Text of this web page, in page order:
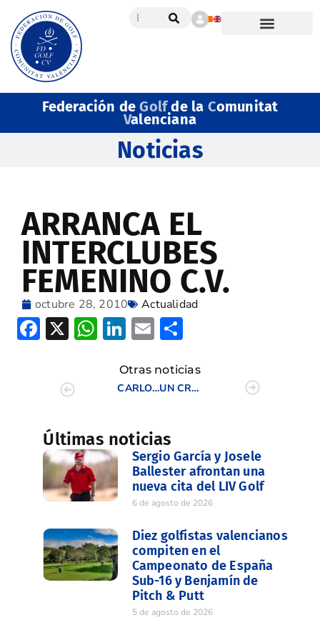
Federación deGolfde la Comunitat
Valenciana
Noticias
ARRANCA EL
INTERCLUBES
FEMENINO C.V.
octubre 28, 2010 Actualidad
Facebook
X WhatsApp
LinkedIn
Email
Otras noticias
CARLOS DEL MORAL, PROTAGONISTA DE LA REVISTA DE LA PGA
UN CRUCERO POR EL MEDITERRANEO SE SORTEARÁ EN EL TORNEO FARMAMUNDI
Últimas noticias
Sergio García y Josele
Ballester afrontan una
nueva cita del LIV Golf
6 de agosto de 2026
Diez golfistas valencianos
compiten en el
Campeonato de España
Sub-16 y Benjamín de
Pitch & Putt
5 de agosto de 2026